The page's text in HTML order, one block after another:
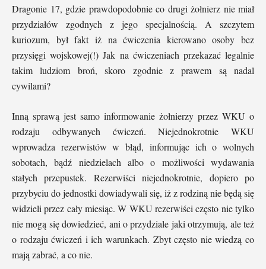
Dragonie 17, gdzie prawdopodobnie co drugi żołnierz nie miał
przydziałów zgodnych z jego specjalnością. A szczytem
kuriozum, był fakt iż na ćwiczenia kierowano osoby bez
przysięgi wojskowej(!) Jak na ćwiczeniach przekazać legalnie
takim ludziom broń, skoro zgodnie z prawem są nadal
cywilami?
Inną sprawą jest samo informowanie żołnierzy przez WKU o
rodzaju odbywanych ćwiczeń. Niejednokrotnie WKU
wprowadza rezerwistów w błąd, informując ich o wolnych
sobotach, bądź niedzielach albo o możliwości wydawania
stałych przepustek. Rezerwiści niejednokrotnie, dopiero po
przybyciu do jednostki dowiadywali się, iż z rodziną nie będą się
widzieli przez cały miesiąc. W WKU rezerwiści często nie tylko
nie mogą się dowiedzieć, ani o przydziale jaki otrzymują, ale też
o rodzaju ćwiczeń i ich warunkach. Zbyt często nie wiedzą co
mają zabrać, a co nie.